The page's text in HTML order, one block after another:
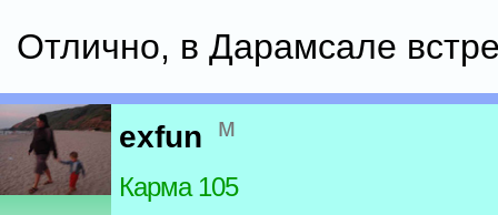
Отлично, в Дарамсале
exfun м
Карма 105